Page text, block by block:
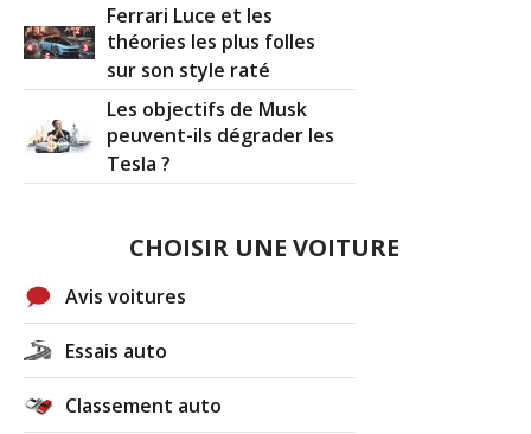
Ferrari Luce et les
théories les plus folles
sur son style raté
Les objectifs de Musk
peuvent-ils dégrader les
Tesla ?
CHOISIR UNE VOITURE
Avis voitures
Essais auto
Classement auto